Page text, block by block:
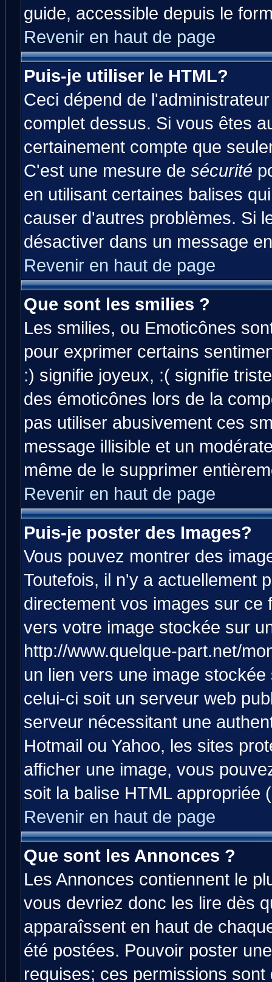
guide, accessible depuis le
Revenir en haut de page
Puis-je utiliser le HTML?
Ceci dépend de
complet dessus. Si vous êtes
certainement compte que
C'est une mesure de sécurité
en utilisant certaines balises
causer d'autres problèmes. Si
désactiver dans un message
Revenir en haut de page
Que sont les smilies ?
Les smilies, ou Emoticônes
pour exprimer certains
:) signifie joyeux, :( signifie
des émoticônes lors de la
pas utiliser abusivement ces
message illisible et un
même de le supprimer
Revenir en haut de page
Puis-je poster des Images?
Vous pouvez montrer des
Toutefois, il n'y a actuellement
directement vos images sur ce
vers votre image stockée sur
http://www.quelque-part.net/
un lien vers une image
celui-ci soit un serveur web
serveur nécessitant une
Hotmail ou Yahoo, les sites
afficher une image, vous
soit la balise HTML appropriée
Revenir en haut de page
Que sont les Annonces ?
Les Annonces contiennent le
vous devriez donc les lire dès
apparaîssent en haut de
été postées. Pouvoir poster
requises; ces permissions